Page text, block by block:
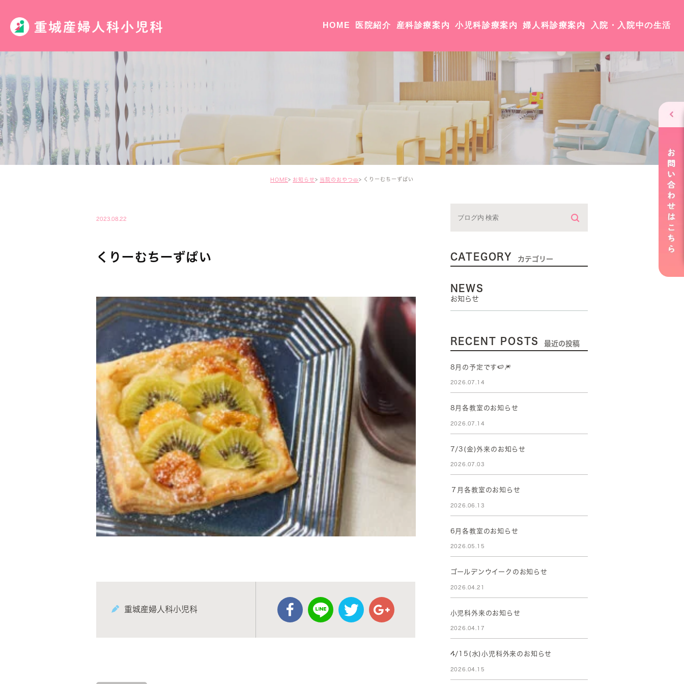
HOME 医院紹介
医院紹介・アクセス
産科診療案内 小児科診療案内 婦人科診療案内 入院・入院中の生活
HOME お知らせ 当院のおやつ🥧 くりーむちーずぱい
2023.08.22
くりーむちーずぱい
重城産婦人科小児科
CATEGORY カテゴリー
NEWS
お知らせ
RECENT POSTS 最近の投稿
8月の予定です🍉🎆
2026.07.14
8月各教室のお知らせ
2026.07.14
7/3(金)外来のお知らせ
2026.07.03
７月各教室のお知らせ
2026.06.13
6月各教室のお知らせ
2026.05.15
ゴールデンウイークのお知らせ
2026.04.21
小児科外来のお知らせ
2026.04.17
4/15(水)小児科外来のお知らせ
2026.04.15